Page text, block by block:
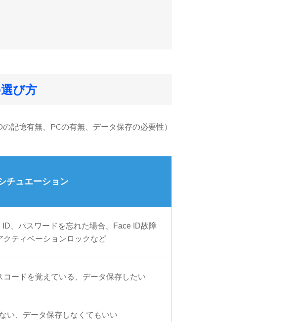
び方
記憶有無、PCの有無、データ保存の必要性）
チュエーション
ID、パスワードを忘れた場合、Face ID故障
クティベーションロックなど
コードを覚えている、データ保存したい
い、データ保存しなくてもいい